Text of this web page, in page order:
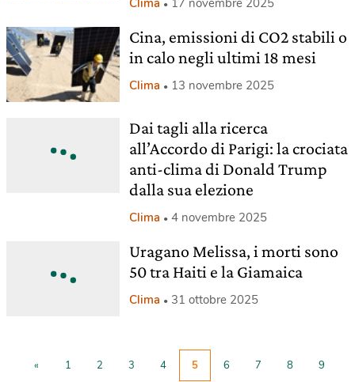
Cina, emissioni di CO2 stabili o
in calo negli ultimi 18 mesi
Clima 13 novembre 2025
Dai tagli alla ricerca
all’Accordo di Parigi: la crociata
anti-clima di Donald Trump
dalla sua elezione
Clima 4 novembre 2025
Uragano Melissa, i morti sono
50 tra Haiti e la Giamaica
Clima 31 ottobre 2025
« 1 2 3 4 5 6 7 8 9